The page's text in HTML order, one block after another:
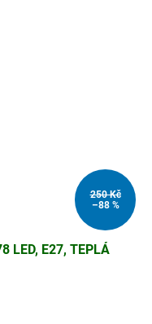
250 Kč
–88 %
LED, E27, TEPLÁ